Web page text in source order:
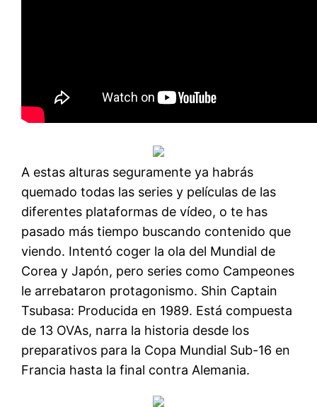
A estas alturas seguramente ya habrás
quemado todas las series y películas de las
diferentes plataformas de vídeo, o te has
pasado más tiempo buscando contenido que
viendo. Intentó coger la ola del Mundial de
Corea y Japón, pero series como Campeones
le arrebataron protagonismo. Shin Captain
Tsubasa: Producida en 1989. Está compuesta
de 13 OVAs, narra la historia desde los
preparativos para la Copa Mundial Sub-16 en
Francia hasta la final contra Alemania.